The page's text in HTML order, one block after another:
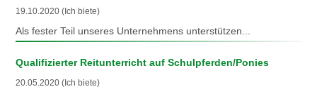
19.10.2020 (Ich biete)
Als fester Teil unseres Unternehmens unterstützen...
Qualifizierter Reitunterricht auf Schulpferden/Ponies
20.05.2020 (Ich biete)